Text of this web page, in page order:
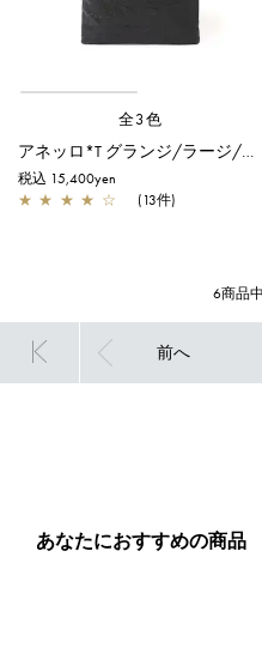
全3色
アネッロ*T グランジ/ラージ/ブラック
税込 15,400yen
★ ★ ★ ★ ☆ (13件)
6商品
前へ
あなたにおすすめの商品